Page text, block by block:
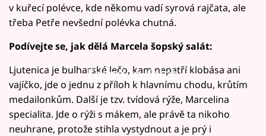
v kuřecí polévce, kde někomu vadí syrová rajčata, ale
třeba Petře nevšední polévka chutná.
Podívejte se, jak dělá Marcela šopský salát:
Failed to fetch
Ljutenica je bulharské lečo, kam nepatří klobása ani
vajíčko, jde o jednu z příloh k hlavnímu chodu, krůtím
medailonkům. Další je tzv. tvídová rýže, Marcelina
specialita. Jde o rýži s mákem, ale právě ta nikoho
neuhrane, protože stihla vystydnout a je prý i